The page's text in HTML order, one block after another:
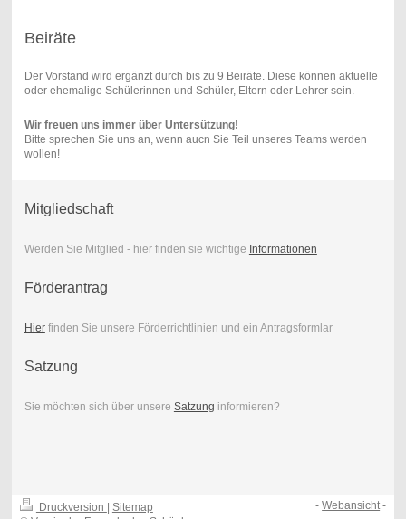
Beiräte
Der Vorstand wird ergänzt durch bis zu 9 Beiräte. Diese können aktuelle
oder ehemalige Schülerinnen und Schüler, Eltern oder Lehrer sein.
Wir freuen uns immer über Untersützung!
Bitte sprechen Sie uns an, wenn aucn Sie Teil unseres Teams werden
wollen!
Mitgliedschaft
Werden Sie Mitglied - hier finden sie wichtige Informationen
Förderantrag
Hierfinden Sie unsere Förderrichtlinien und ein Antragsformlar
Satzung
Sie möchten sich über unsere Satzung informieren?
Druckversion
Sitemap
-Webansicht-